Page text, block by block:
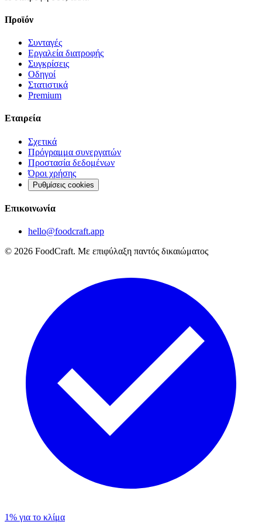
Προϊόν
Συνταγές
Εργαλεία διατροφής
Συγκρίσεις
Οδηγοί
Στατιστικά
Premium
Εταιρεία
Σχετικά
Πρόγραμμα συνεργατών
Προστασία δεδομένων
Όροι χρήσης
Ρυθμίσεις cookies
Επικοινωνία
hello@foodcraft.app
© 2026 FoodCraft. Με επιφύλαξη παντός δικαιώματος
1% για το κλίμα